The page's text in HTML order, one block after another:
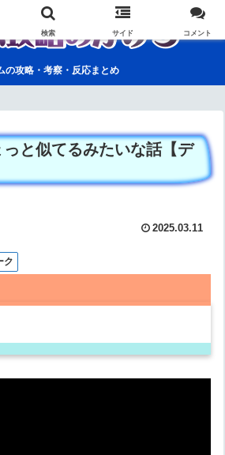
の攻略・考察・反応まとめ
と似てるみたいな話【デ
2025.03.11
ク
検索 サイド コメント